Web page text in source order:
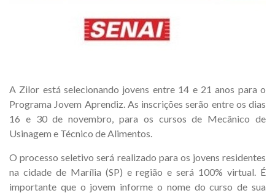
A Zilor está selecionando jovens entre 14 e 21 anos para o
Programa Jovem Aprendiz. As inscrições serão entre os dias
16 e 30 de novembro, para os cursos de Mecânico de
Usinagem e Técnico de Alimentos.
O processo seletivo será realizado para os jovens residentes
na cidade de Marília (SP) e região e será 100% virtual. É
importante que o jovem informe o nome do curso de sua